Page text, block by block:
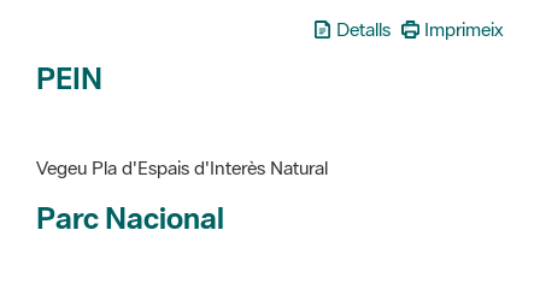
Vegeu Pla d'Espais d'Interès Natural
Espai natural d'extensió relativament gran, no modificat